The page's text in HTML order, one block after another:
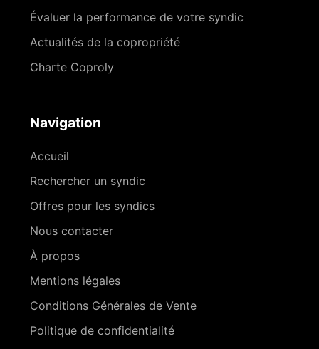
Évaluer la performance de votre syndic
Actualités de la copropriété
Charte Coproly
Navigation
Accueil
Rechercher un syndic
Offres pour les syndics
Nous contacter
À propos
Mentions légales
Conditions Générales de Vente
Politique de confidentialité